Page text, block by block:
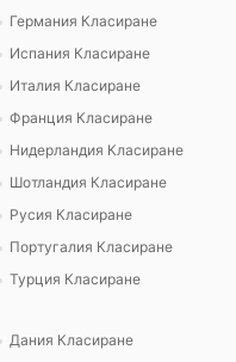
Германия Класиране
Испания Класиране
Италия Класиране
Франция Класиране
Нидерландия Класиране
Шотландия Класиране
Русия Класиране
Португалия Класиране
Турция Класиране
Дания Класиране